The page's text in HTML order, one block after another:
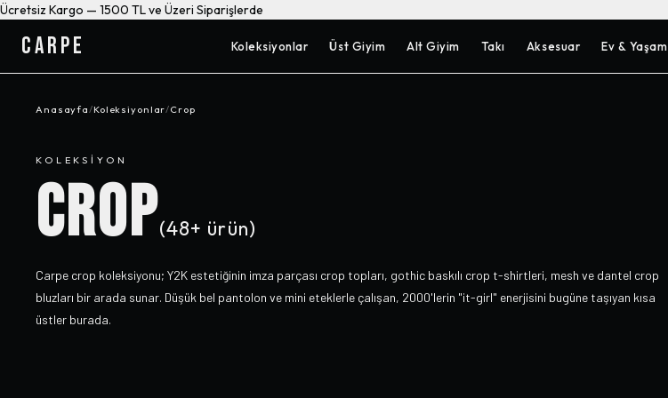
Ücretsiz Kargo — 1500 TL ve Üzeri Siparişlerde
CARPE Koleksiyonlar Üst Giyim Alt Giyim Takı Aksesuar Ev & Yaşam
Anasayfa/Koleksiyonlar/Crop
KOLEKSIYON
CROP(48+ ürün)
Carpe crop koleksiyonu; Y2K estetiğinin imza parçası crop topları, gothic baskılı crop t-shirtleri, mesh ve dantel crop
bluzları bir arada sunar. Düşük bel pantolon ve mini eteklerle çalışan, 2000'lerin "it-girl" enerjisini bugüne taşıyan kısa
üstler burada.